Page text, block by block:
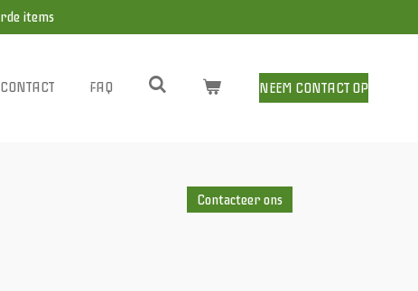
items
CONTACT FAQ NEEM CONTACT OP
Contacteer ons